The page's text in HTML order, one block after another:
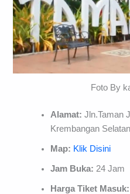
Foto By
Alamat: Jln.Taman
Krembangan
Map: Klik Disini
Jam Buka: 24 Jam
Harga Tiket Masuk: